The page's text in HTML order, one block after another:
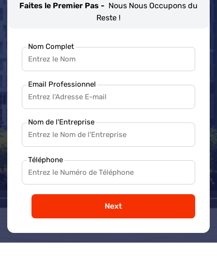
Faites le Premier Pas - Nous Nous Occupons du
Reste !
Nom Complet
Email Professionnel
Nom de l'Entreprise
Téléphone
Next